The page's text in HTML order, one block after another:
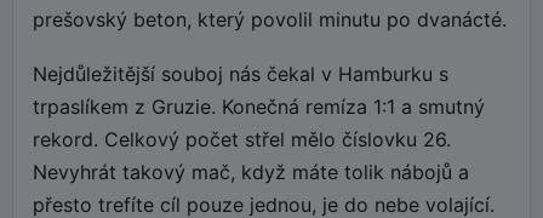
prešovský beton, který povolil minutu po dvanácté.
Nejdůležitější souboj nás čekal v Hamburku s
trpaslíkem z Gruzie. Konečná remíza 1:1 a smutný
rekord. Celkový počet střel mělo číslovku 26.
Nevyhrát takový mač, když máte tolik nábojů a
přesto trefíte cíl pouze jednou, je do nebe volající.